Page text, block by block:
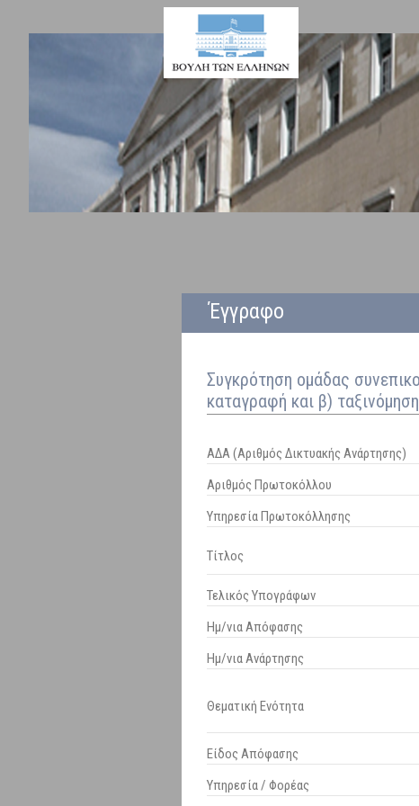
Έγγραφο
Συγκρότηση ομάδας
καταγραφή και β)
ΑΔΑ (Αριθμός Δικτυακής Ανάρτησης)
Αριθμός Πρωτοκόλλου
Υπηρεσία Πρωτοκόλλησης
Τίτλος
Τελικός Υπογράφων
Ημ/νια Απόφασης
Ημ/νια Ανάρτησης
Θεματική Ενότητα
Είδος Απόφασης
Υπηρεσία / Φορέας